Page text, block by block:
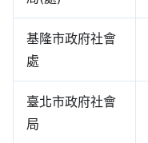
基隆市政府社會
處
臺北市政府社會
局